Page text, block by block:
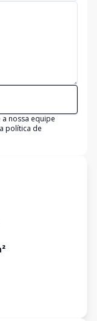
nossa equipe
política de